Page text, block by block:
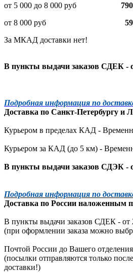
от 5 000 до 8 000 руб
от 8 000 руб
За МКАД доставки нет!
В пункты выдачи заказов СДЕК -
Подробная информация по
Доставка по Санкт-Петербургу и
Курьером в пределах КАД -
Курьером за КАД (до 5 км) -
В пункты выдачи заказов СДЭК -
Подробная информация по
Доставка по России наложенным
В пункты выдачи заказов СДЕК - от
(при оформлении заказа можно
Почтой России до Вашего
(посылки отправляются только
доставки!)